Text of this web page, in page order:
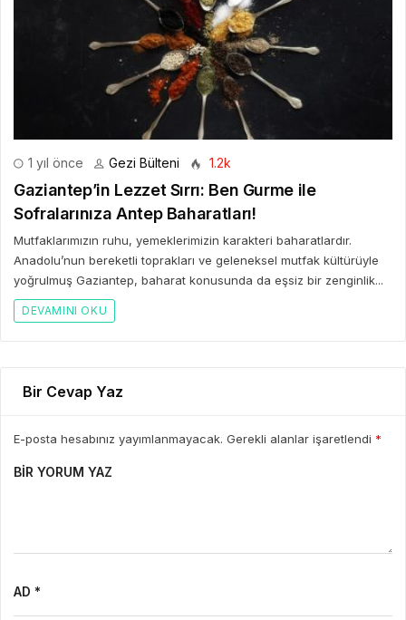
1 yıl önce Gezi Bülteni 1.2k
Gaziantep’in Lezzet Sırrı: Ben Gurme ile
Sofralarınıza Antep Baharatları!
Mutfaklarımızın ruhu, yemeklerimizin karakteri baharatlardır.
Anadolu’nun bereketli toprakları ve geleneksel mutfak kültürüyle
yoğrulmuş Gaziantep, baharat konusunda da eşsiz bir zenginlik...
DEVAMINI OKU
Bir Cevap Yaz
E-posta hesabınız yayımlanmayacak. Gerekli alanlar işaretlendi *
BIR YORUM YAZ
AD *